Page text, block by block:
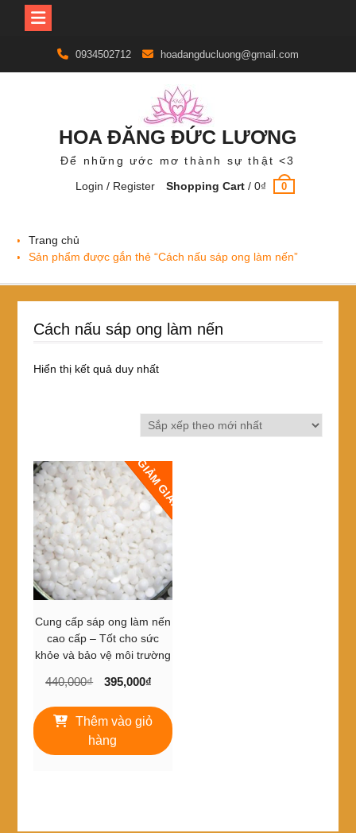
content
0934502712 hoadangducluong@gmail.com
HOA ĐĂNG ĐỨC LƯƠNG
Để những ước mơ thành sự thật <3
Login / Register
Shopping Cart /0₫ 0
Trang chủ
Sản phẩm được gắn thẻ “Cách nấu sáp ong làm nến”
Cách nấu sáp ong làm nến
Hiển thị kết quả duy nhất
GIẢM GIÁ!
Cung cấp sáp ong làm nến
cao cấp – Tốt cho sức
khỏe và bảo vệ môi trường
440,000₫
Giá
là:
440,000₫.
395,000₫
tại
395,000₫.
Thêm vào giỏ
hàng